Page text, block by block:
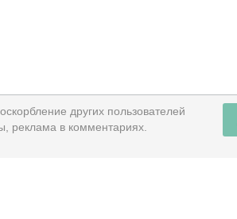
других пользователей
реклама в комментариях.